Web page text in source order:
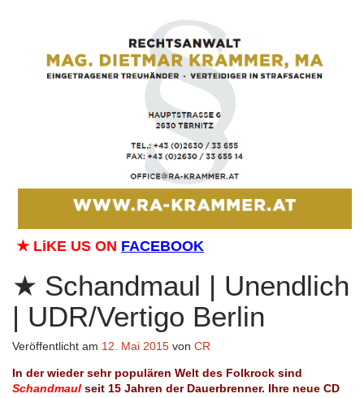
★ LiKE US ON FACEBOOK
Schandmaul | Unendlich
| UDR/Vertigo Berlin
Veröffentlicht am 12. Mai 2015 von CR
In der wieder sehr populären Welt des Folkrock sind
Schandmaul seit 15 Jahren der Dauerbrenner. Ihre neue CD